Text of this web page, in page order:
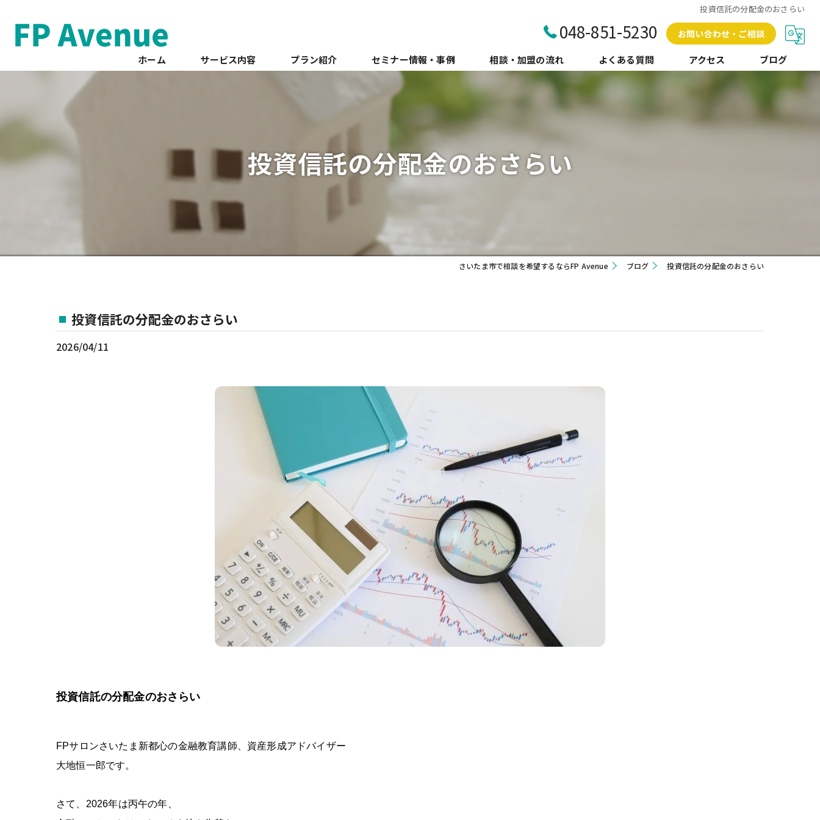
投資信託の分配金のおさらい
048-851-5230 お問い合わせ・ご相談
ホーム サービス内容 プラン紹介 セミナー情報・事例 相談・加盟の流れ よくある質問 アクセス ブログ
投資信託の分配金のおさらい
さいたま市で相談を希望するならFP Avenue ブログ 投資信託の分配金のおさらい
投資信託の分配金のおさらい
2026/04/11
投資信託の分配金のおさらい
FPサロンさいたま新都心の金融教育講師、資産形成アドバイザー
大地恒一郎です。
さて、 2026年は丙午の年、